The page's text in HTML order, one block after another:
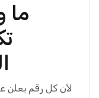
ما
لأن كل رقم يعلن